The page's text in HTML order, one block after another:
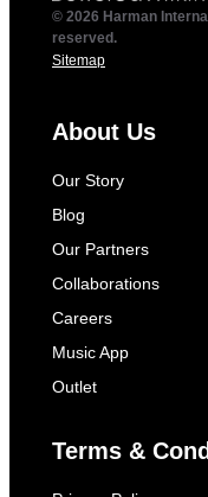
© 2026 Harman
reserved.
Sitemap
About Us
Our Story
Blog
Our Partners
Collaborations
Careers
Music App
Outlet
Terms &